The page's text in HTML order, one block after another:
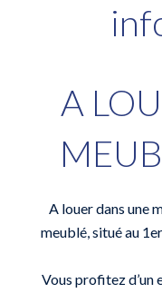
A
A louer dans une
meublé, situé au
Vous profitez